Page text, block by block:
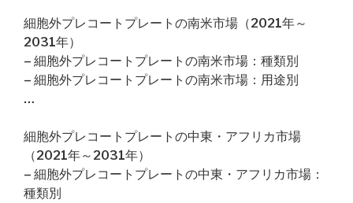
細胞外プレコートプレートの南米市場（2021年～
2031年）
– 細胞外プレコートプレートの南米市場：種類別
– 細胞外プレコートプレートの南米市場：用途別
…
細胞外プレコートプレートの中東・アフリカ市場
（2021年～2031年）
– 細胞外プレコートプレートの中東・アフリカ市場：
種類別